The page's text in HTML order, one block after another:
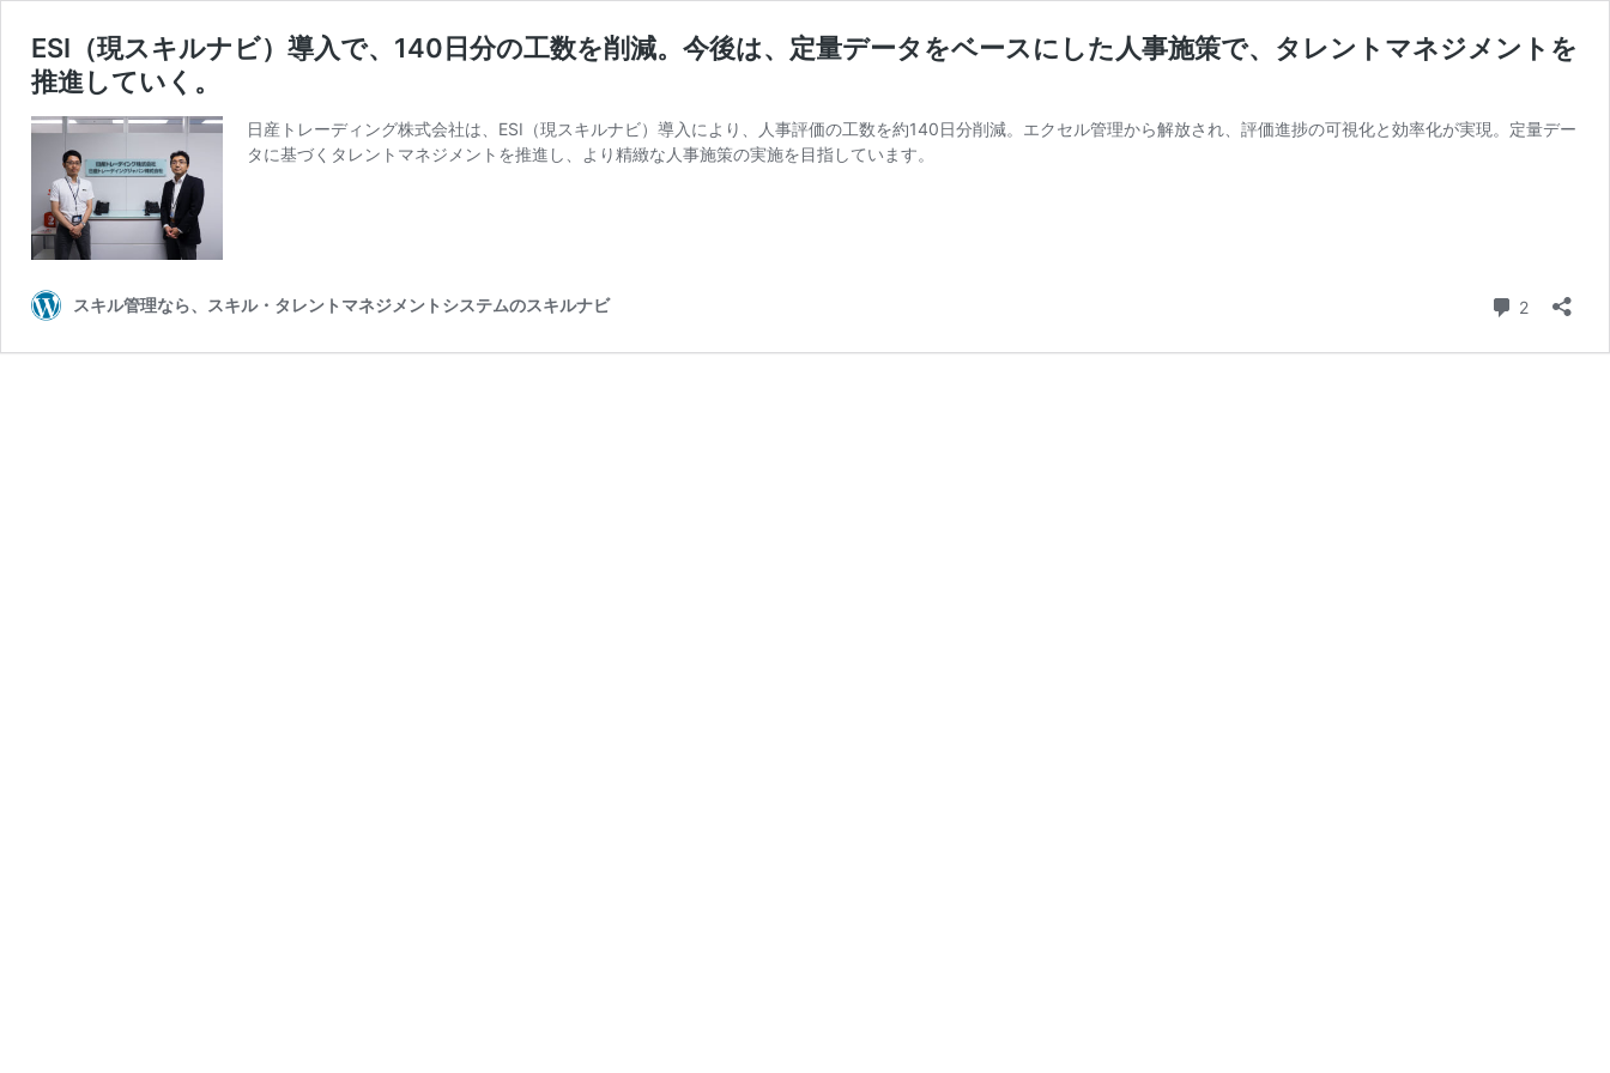
ESI（現スキルナビ）導入で、140日分の工数を削減。今後は、定量データをベースにした人事施策で、タレントマネジメントを
推進していく。
日産トレーディング株式会社は、ESI（現スキルナビ）導入により、人事評価の工数を約140日分削減。エクセル管理から解放され、評価進捗の可視化と効率化が実現。定量デー
タに基づくタレントマネジメントを推進し、より精緻な人事施策の実施を目指しています。
スキル管理なら、スキル・タレントマネジメントシステムのスキルナビ 2コメント